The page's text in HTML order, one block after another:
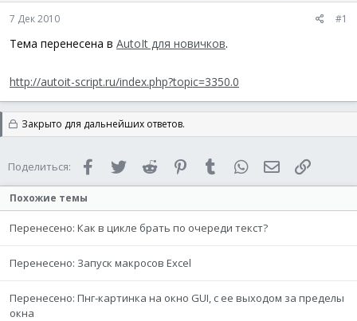
а
7 Дек 2010 #1
Тема перенесена в AutoIt для новичков.
http://autoit-script.ru/index.php?topic=3350.0
Закрыто для дальнейших ответов.
Поделиться: FacebookTwitter Reddit PinterestTumblr WhatsAppЭлектронная
Похожие темы
Перенесено: Как в цикле брать по очереди текст?
Перенесено: Запуск макросов Excel
Перенесено: Пнг-картинка на окно GUI, с ее выходом за пределы
окна